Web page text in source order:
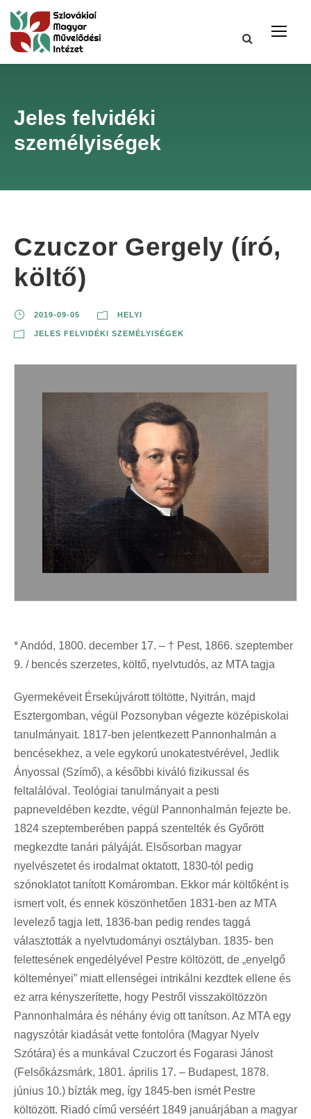
Jeles felvidéki
személyiségek
Czuczor Gergely (író,
költő)
2019-09-05 HELYI
JELES FELVIDÉKI SZEMÉLYISÉGEK
* Andód, 1800. december 17. – † Pest, 1866. szeptember
9. / bencés szerzetes, költő, nyelvtudós, az MTA tagja
Gyermekéveit Érsekújvárott töltötte, Nyitrán, majd
Esztergomban, végül Pozsonyban végezte középiskolai
tanulmányait. 1817-ben jelentkezett Pannonhalmán a
bencésekhez, a vele egykorú unokatestvérével, Jedlik
Ányossal (Szímő), a későbbi kiváló fizikussal és
feltalálóval. Teológiai tanulmányait a pesti
papneveldében kezdte, végül Pannonhalmán fejezte be.
1824 szeptemberében pappá szentelték és Győrött
megkezdte tanári pályáját. Elsősorban magyar
nyelvészetet és irodalmat oktatott, 1830-tól pedig
szónoklatot tanított Komáromban. Ekkor már költőként is
ismert volt, és ennek köszönhetően 1831-ben az MTA
levelező tagja lett, 1836-ban pedig rendes taggá
választották a nyelvtudományi osztályban. 1835- ben
felettesének engedélyével Pestre költözött, de „enyelgő
költeményei” miatt ellenségei intrikálni kezdtek ellene és
ez arra kényszerítette, hogy Pestről visszaköltözzön
Pannonhalmára és néhány évig ott tanítson. Az MTA egy
nagyszótár kiadását vette fontolóra (Magyar Nyelv
Szótára) és a munkával Czuczort és Fogarasi Jánost
(Felsőkázsmárk, 1801. április 17. – Budapest, 1878.
június 10.) bízták meg, így 1845-ben ismét Pestre
költözött. Riadó című verséért 1849 januárjában a magyar